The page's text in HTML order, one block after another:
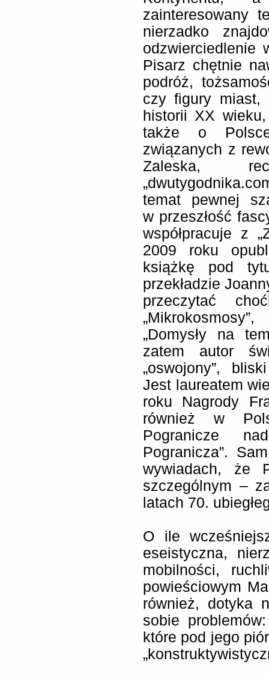
zainteresowany
nierzadko
odzwierciedlenie
Pisarz chętnie
podróż,
czy figury
historii XX
także o
związanych z
Zaleska,
temat pewnej
w przeszłość
współpracuje z
2009 roku
książkę pod
przekładzie
przeczytać
„Domysły na
zatem autor
„oswojony”,
Jest laureatem
roku Nagrody
również w
Pogranicze
Pogranicza”.
wywiadach, że
szczególnym –
latach 70.
O ile
eseistyczna,
mobilności,
powieściowym
również, dotyka
sobie
które pod jego